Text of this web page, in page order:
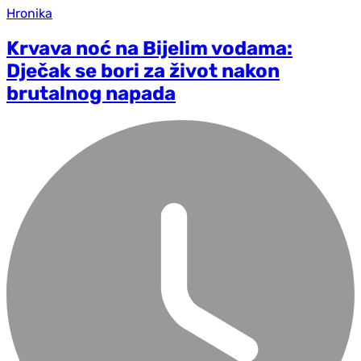
Hronika
Krvava noć na Bijelim vodama:
Dječak se bori za život nakon
brutalnog napada